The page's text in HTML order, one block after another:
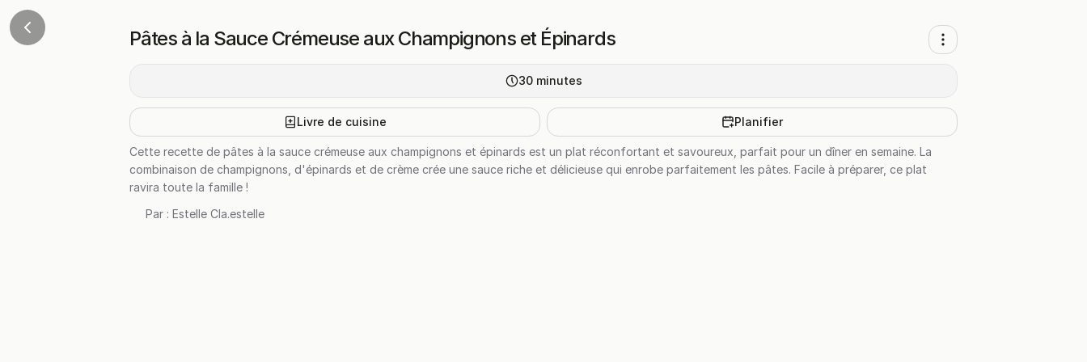
Pâtes à la Sauce Crémeuse aux Champignons et Épinards
30 minutes
Livre de cuisine Planifier
Cette recette de pâtes à la sauce crémeuse aux champignons et épinards est un plat réconfortant et savoureux, parfait pour un dîner en semaine. La
combinaison de champignons, d'épinards et de crème crée une sauce riche et délicieuse qui enrobe parfaitement les pâtes. Facile à préparer, ce plat
ravira toute la famille !
Par : Estelle Cla.estelle